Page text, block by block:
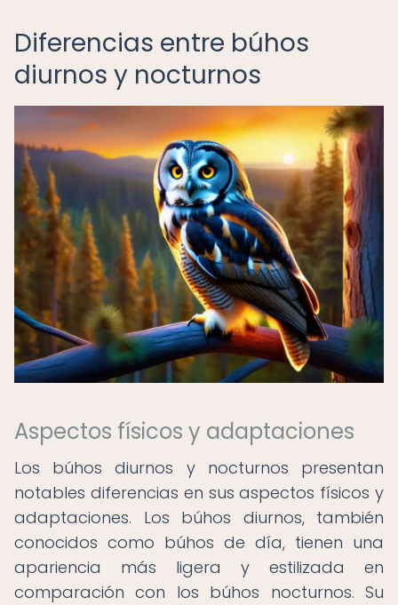
Diferencias entre búhos
diurnos y nocturnos
Aspectos físicos y adaptaciones
Los búhos diurnos y nocturnos presentan
notables diferencias en sus aspectos físicos y
adaptaciones. Los búhos diurnos, también
conocidos como búhos de día, tienen una
apariencia más ligera y estilizada en
comparación con los búhos nocturnos. Su